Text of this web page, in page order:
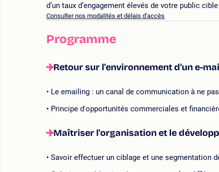
d’un taux d’engagement élevés de votre public
Consulter nos modalités et délais d'accès
Programme
Retour sur l'environnement d'un e-
Le emailing : un canal de communication à ne
Principe d'opportunités commerciales et
Maîtriser l'organisation et le
Savoir effectuer un ciblage et une segmentation